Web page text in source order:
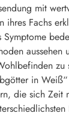
mit
ihres Fachs
Symptome
aussehen
zu
in
die sich Zeit